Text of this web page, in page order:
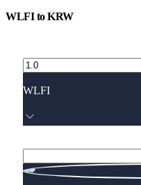
WLFItoKRW
WLFI